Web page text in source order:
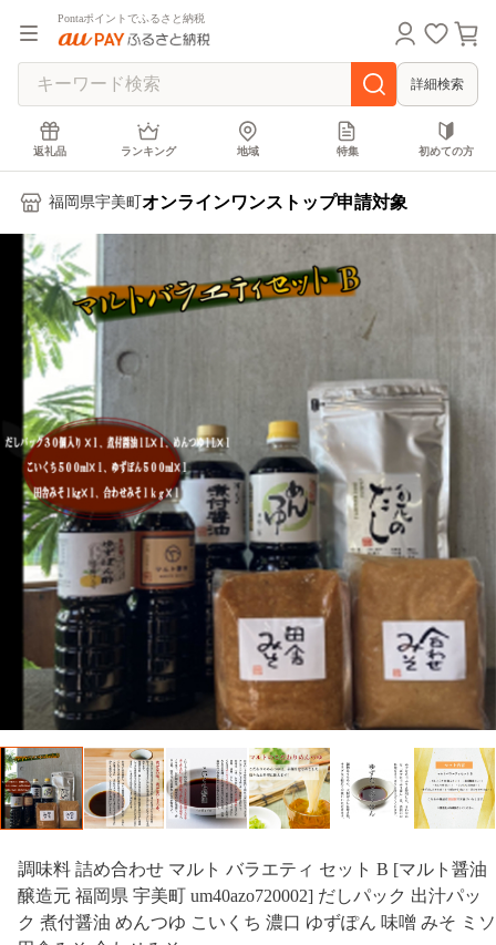
Pontaポイントでふるさと納税
詳細検索
返礼品 ランキング 地域 特集 初めての方
福岡県宇美町 オンラインワンストップ申請対象
調味料 詰め合わせ マルト バラエティ セット B [マルト醤油
醸造元 福岡県 宇美町 um40azo720002] だしパック 出汁パッ
ク 煮付醤油 めんつゆ こいくち 濃口 ゆずぽん 味噌 みそ ミソ